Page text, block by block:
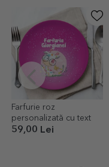
Farfurie roz
personalizată cu text
59,00 Lei